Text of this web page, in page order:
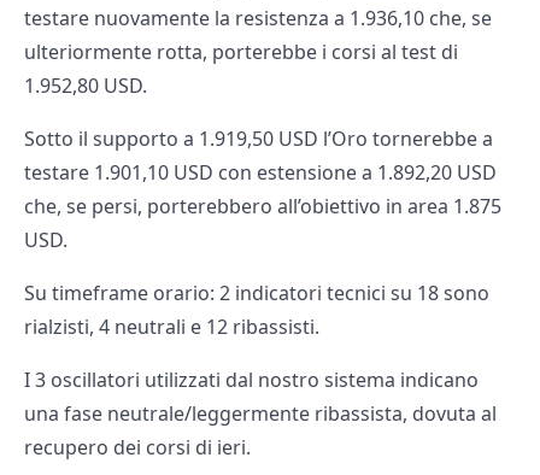
testare nuovamente la resistenza a 1.936,10 che, se
ulteriormente rotta, porterebbe i corsi al test di
1.952,80 USD.
Sotto il supporto a 1.919,50 USD l’Oro tornerebbe a
testare 1.901,10 USD con estensione a 1.892,20 USD
che, se persi, porterebbero all’obiettivo in area 1.875
USD.
Su timeframe orario: 2 indicatori tecnici su 18 sono
rialzisti, 4 neutrali e 12 ribassisti.
I 3 oscillatori utilizzati dal nostro sistema indicano
una fase neutrale/leggermente ribassista, dovuta al
recupero dei corsi di ieri.